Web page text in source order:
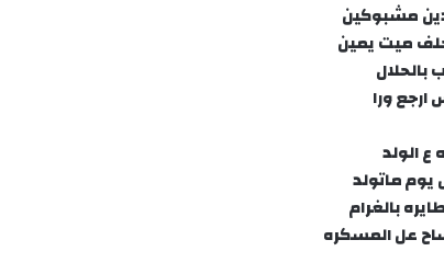
مشبوكين
ميت يمين
بالحلال
ارجع ورا
ع الولد
يوم ماتولد
بالغرام
عل المسكره